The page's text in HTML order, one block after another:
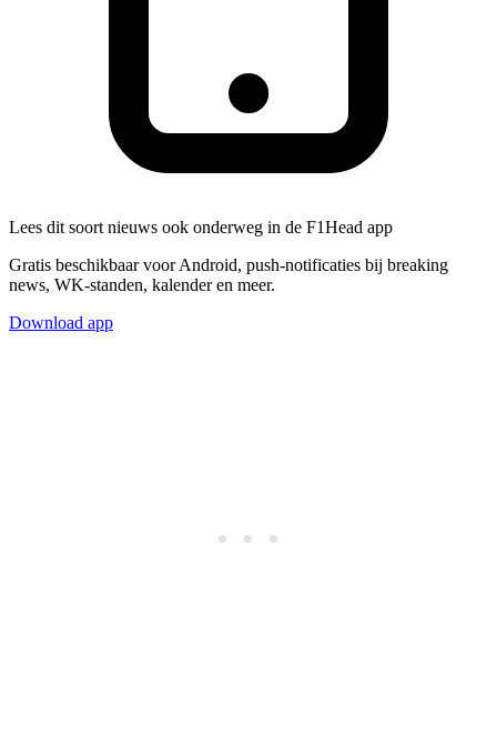
Lees dit soort nieuws ook onderweg in de F1Head app
Gratis beschikbaar voor Android, push-notificaties bij breaking
news, WK-standen, kalender en meer.
Download app